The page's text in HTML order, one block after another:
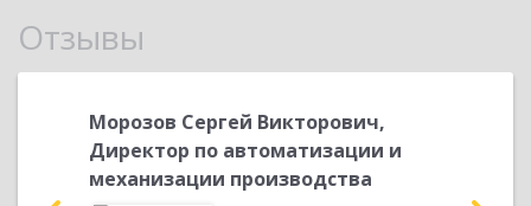
Отзывы
Морозов Сергей Викторович,
Директор по автоматизации и
механизации производства